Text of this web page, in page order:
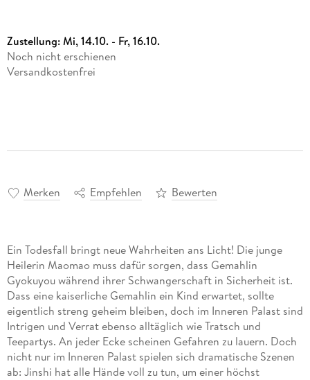
Zustellung:Mi, 14.10. - Fr, 16.10.
Noch nicht erschienen
Versandkostenfrei
Merken Empfehlen Bewerten
Ein Todesfall bringt neue Wahrheiten ans Licht! Die junge
Heilerin Maomao muss dafür sorgen, dass Gemahlin
Gyokuyou während ihrer Schwangerschaft in Sicherheit ist.
Dass eine kaiserliche Gemahlin ein Kind erwartet, sollte
eigentlich streng geheim bleiben, doch im Inneren Palast sind
Intrigen und Verrat ebenso alltäglich wie Tratsch und
Teepartys. An jeder Ecke scheinen Gefahren zu lauern. Doch
nicht nur im Inneren Palast spielen sich dramatische Szenen
ab: Jinshi hat alle Hände voll zu tun, um einer höchst